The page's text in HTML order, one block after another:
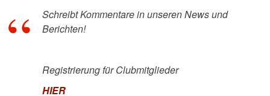
Schreibt Kommentare in unseren News und
Berichten!
Registrierung für Clubmitglieder
HIER